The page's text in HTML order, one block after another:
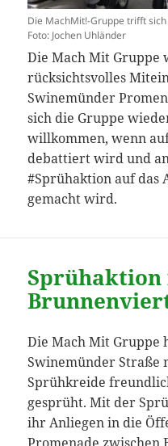
Die MachMit!-Gruppe trifft
Foto: Jochen Uhländer
Die Mach Mit Gruppe
rücksichtsvolles
Swinemünder
sich die Gruppe
willkommen, wenn
debattiert wird und
#Sprühaktion auf das
gemacht wird.
Sprühaktion
Die Mach Mit Gruppe
Swinemünder Straße
Sprühkreide
gesprüht. Mit der
ihr Anliegen in die